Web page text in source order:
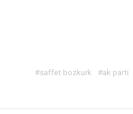
#saffet bozkurk #ak parti